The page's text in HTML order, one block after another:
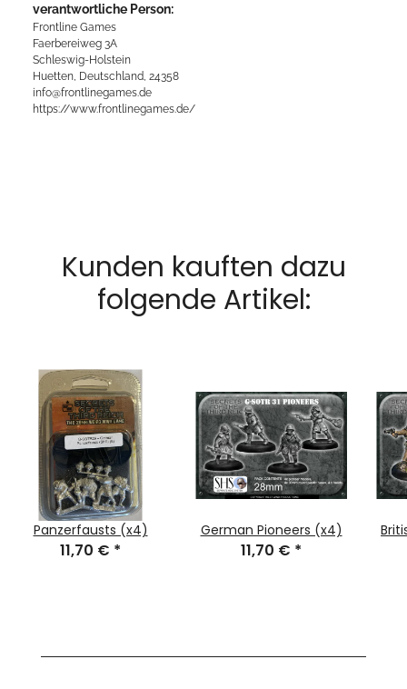
verantwortliche Person:
Frontline Games
Faerbereiweg 3A
Schleswig-Holstein
Huetten, Deutschland, 24358
info@frontlinegames.de
https://www.frontlinegames.de/
Kunden kauften dazu
folgende Artikel:
Panzerfausts (x4)
11,70 € *
German Pioneers (x4)
11,70 € *